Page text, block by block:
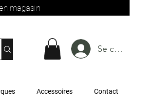
magasin
Se connecter
Accessoires Contact